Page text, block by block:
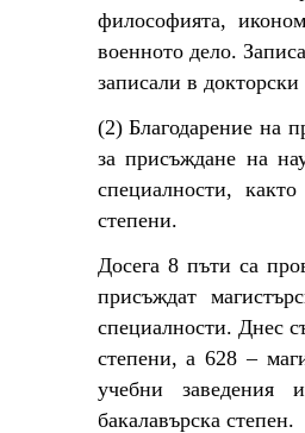
философията,
военното дело.
записали в
(2) Благодарение на
за присъждане на
специалности,
степени.
Досега 8 пъти са
присъждат
специалности. Днес
степени, а 628 –
учебни
бакалавърска степен.